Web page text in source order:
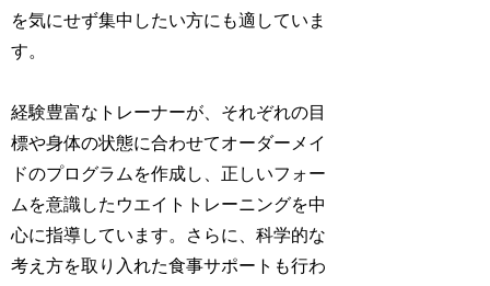
を気にせず集中したい方にも適していま
す。
経験豊富なトレーナーが、それぞれの目
標や身体の状態に合わせてオーダーメイ
ドのプログラムを作成し、正しいフォー
ムを意識したウエイトトレーニングを中
心に指導しています。さらに、科学的な
考え方を取り入れた食事サポートも行わ